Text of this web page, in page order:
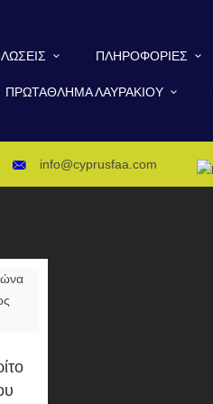
ΠΛΗΡΟΦΟΡΊΕΣ
ΠΡΩΤΆΘΛΗΜΑ ΛΑΥΡΑΚΙΟΎ
info@cyprusfaa.com